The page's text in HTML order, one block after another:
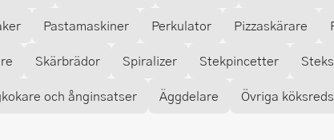
Pastamaskiner Perkulator Pizzaskärare
Skärbrädor Spiralizer Stekpincetter
och ånginsatser Äggdelare Övriga